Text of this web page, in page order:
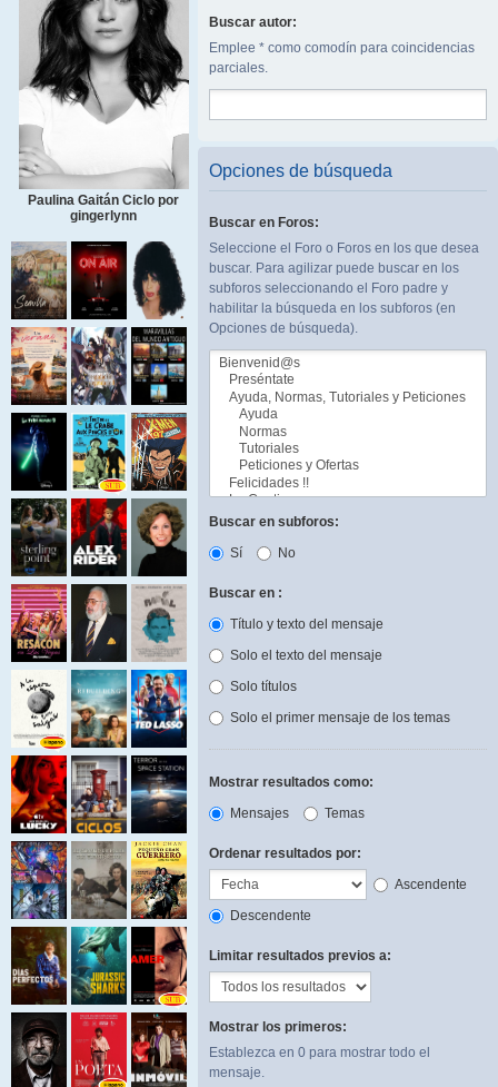
Paulina Gaitán Ciclo por
gingerlynn
Buscar autor:
Emplee * como comodín para coincidencias
parciales.
Opciones de búsqueda
Buscar en Foros:
Seleccione el Foro o Foros en los que desea
buscar. Para agilizar puede buscar en los
subforos seleccionando el Foro padre y
habilitar la búsqueda en los subforos (en
Opciones de búsqueda).
Buscar en subforos:
Sí
No
Buscar en :
Título y texto del mensaje
Solo el texto del mensaje
Solo títulos
Solo el primer mensaje de los temas
Mostrar resultados como:
Mensajes
Temas
Ordenar resultados por:
Ascendente
Descendente
Limitar resultados previos a:
Mostrar los primeros:
Establezca en 0 para mostrar todo el
mensaje.